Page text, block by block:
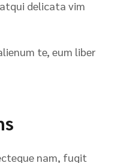
delicata vim
te, eum liber
nam, fugit